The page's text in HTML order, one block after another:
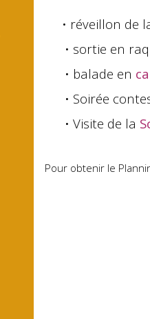
• réveillon de
• sortie en
• balade en
• Soirée
• Visite de la
Pour obtenir le